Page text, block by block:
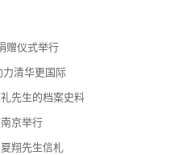
赠仪式举行
力清华更国际
先生的档案史料
京举行
翔先生信札